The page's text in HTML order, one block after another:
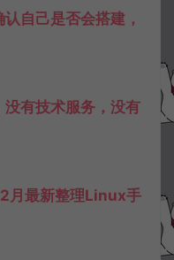
自己是否会搭建，
有技术服务，没有
月最新整理Linux手